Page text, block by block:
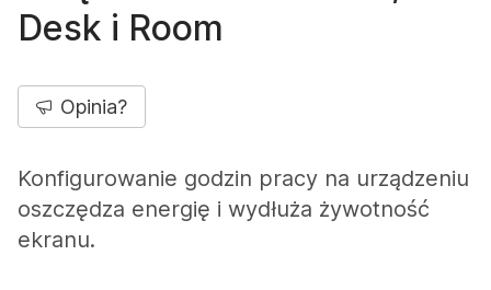
Desk i Room
Opinia?
Konfigurowanie godzin pracy na urządzeniu
oszczędza energię i wydłuża żywotność
ekranu.